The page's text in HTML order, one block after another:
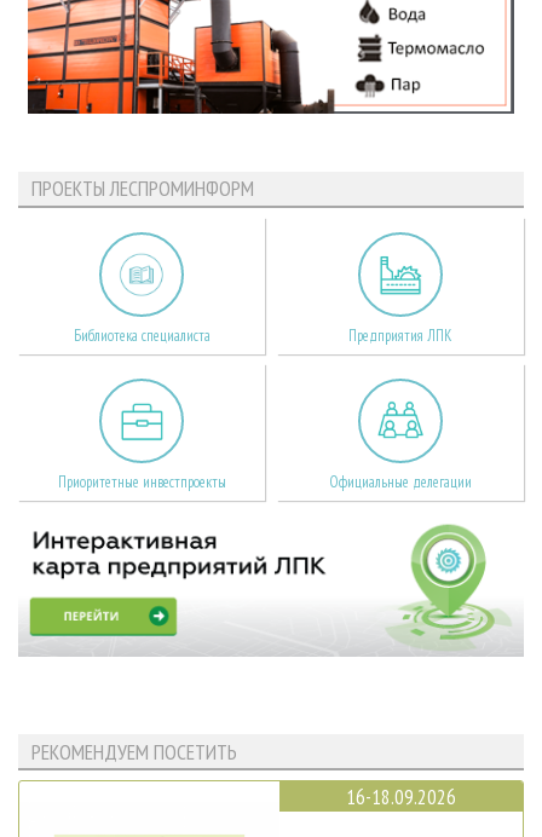
ПРОЕКТЫ ЛЕСПРОМИНФОРМ
Библиотека специалиста Предприятия ЛПК
Приоритетные инвестпроекты Официальные делегации
РЕКОМЕНДУЕМ ПОСЕТИТЬ
16-18.09.2026